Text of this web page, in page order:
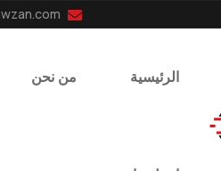
الرئيسية من نحن